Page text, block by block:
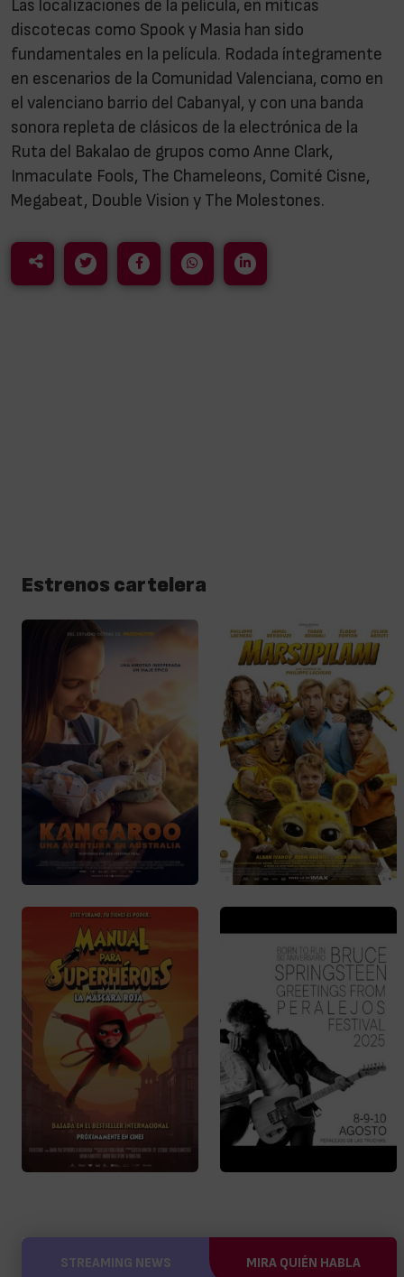
Las localizaciones de la película, en míticas
discotecas como Spook y Masia han sido
fundamentales en la película. Rodada íntegramente
en escenarios de la Comunidad Valenciana, como en
el valenciano barrio del Cabanyal, y con una banda
sonora repleta de clásicos de la electrónica de la
Ruta del Bakalao de grupos como Anne Clark,
Inmaculate Fools, The Chameleons, Comité Cisne,
Megabeat, Double Vision y The Molestones.
Estrenos cartelera
STREAMING NEWS MIRA QUIÉN HABLA